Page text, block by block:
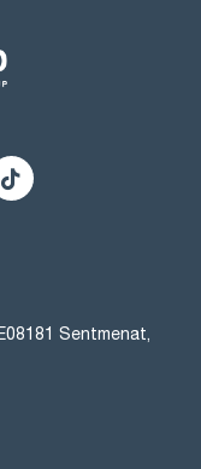
Sentmenat,